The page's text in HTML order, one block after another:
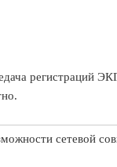
регистраций
сетевой